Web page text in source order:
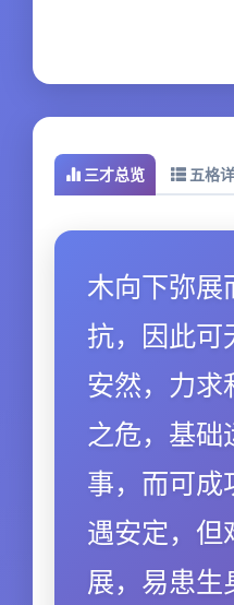
三才总览 五格
木向下弥展
抗，因此可
安然，力求
之危，基础
事，而可成
遇安定，但
展，易患生